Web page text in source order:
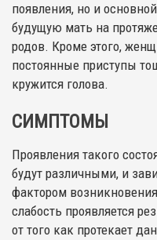
появления, но и
будущую мать на
родов. Кроме этого,
постоянные приступы
кружится голова.
СИМПТОМЫ
Проявления такого
будут различными, и
фактором
слабость проявляется
от того как протекает